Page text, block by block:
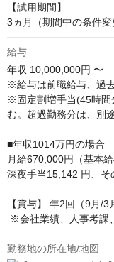
【試用期間】
3ヵ月（期間中の条件変
給与
年収 10,000,000円 〜
※給与は前職給与、過
※固定割増手当(45時間
む。超過勤務分は、別
■年収1014万円の場合
月給670,000円（基本
深夜手当15,142 円、そ
【賞与】 年2回（9月/3
※会社業績、人事考課
勤務地の所在地/地図